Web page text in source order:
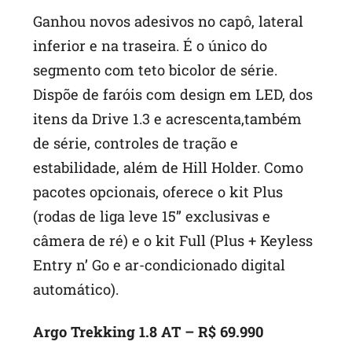
Ganhou novos adesivos no capô, lateral
inferior e na traseira. É o único do
segmento com teto bicolor de série.
Dispõe de faróis com design em LED, dos
itens da Drive 1.3 e acrescenta,também
de série, controles de tração e
estabilidade, além de Hill Holder. Como
pacotes opcionais, oferece o kit Plus
(rodas de liga leve 15” exclusivas e
câmera de ré) e o kit Full (Plus + Keyless
Entry n’ Go e ar-condicionado digital
automático).
Argo Trekking 1.8 AT – R$ 69.990